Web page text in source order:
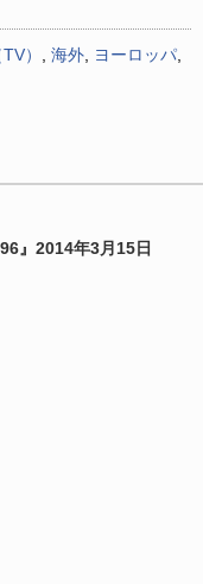
） 海外 ヨーロッパ
』2014年3月15日